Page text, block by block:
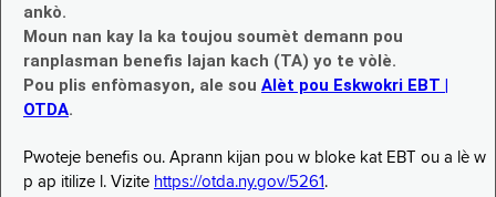
ankò.
Moun nan kay la ka toujou soumèt demann pou
ranplasman benefis lajan kach (TA) yo te vòlè.
Pou plis enfòmasyon, ale sou Alèt pou Eskwokri EBT |
OTDA.
Pwoteje benefis ou. Aprann kijan pou w bloke kat EBT ou a lè w
p ap itilize l. Vizite https://otda.ny.gov/5261 .